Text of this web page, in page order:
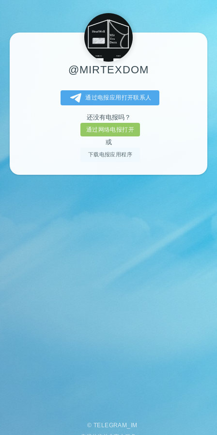
@MIRTEXDOM
通过电报应用打开联系人
还没有电报吗？
通过网络电报打开
或
下载电报应用程序
© TELEGRAM IM